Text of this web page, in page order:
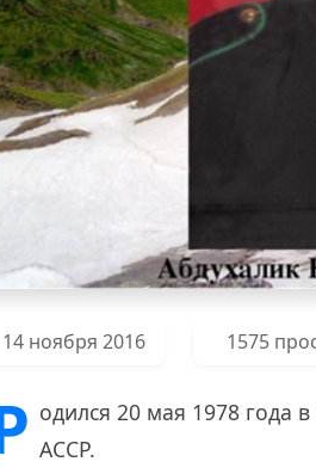
14 ноября 2016 1575
одился 20 мая 1978 года
АССР.